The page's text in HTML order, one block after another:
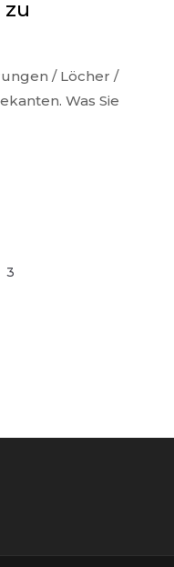
/ Löcher /
Was Sie
3